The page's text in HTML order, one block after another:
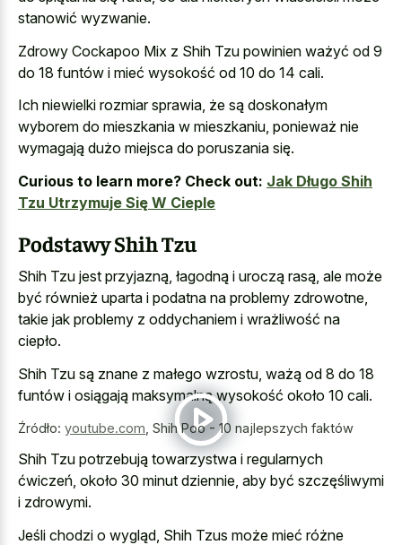
stanowić wyzwanie.
Zdrowy Cockapoo Mix z Shih Tzu powinien ważyć od 9
do 18 funtów i mieć wysokość od 10 do 14 cali.
Ich niewielki rozmiar sprawia, że są doskonałym
wyborem do mieszkania w mieszkaniu, ponieważ nie
wymagają dużo miejsca do poruszania się.
Curious to learn more? Check out: Jak Długo Shih
Tzu Utrzymuje Się W Cieple
Podstawy Shih Tzu
Shih Tzu jest przyjazną, łagodną i uroczą rasą, ale może
być również uparta i podatna na problemy zdrowotne,
takie jak problemy z oddychaniem i wrażliwość na
ciepło.
Shih Tzu są znane z małego wzrostu, ważą od 8 do 18
funtów i osiągają maksymalną wysokość około 10 cali.
Źródło: youtube.com Shih Poo - 10 najlepszych faktów
Shih Tzu potrzebują towarzystwa i regularnych
ćwiczeń, około 30 minut dziennie, aby być szczęśliwymi
i zdrowymi.
Jeśli chodzi o wygląd, Shih Tzus może mieć różne